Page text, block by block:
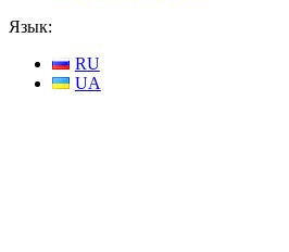
Язык:
RU
UA